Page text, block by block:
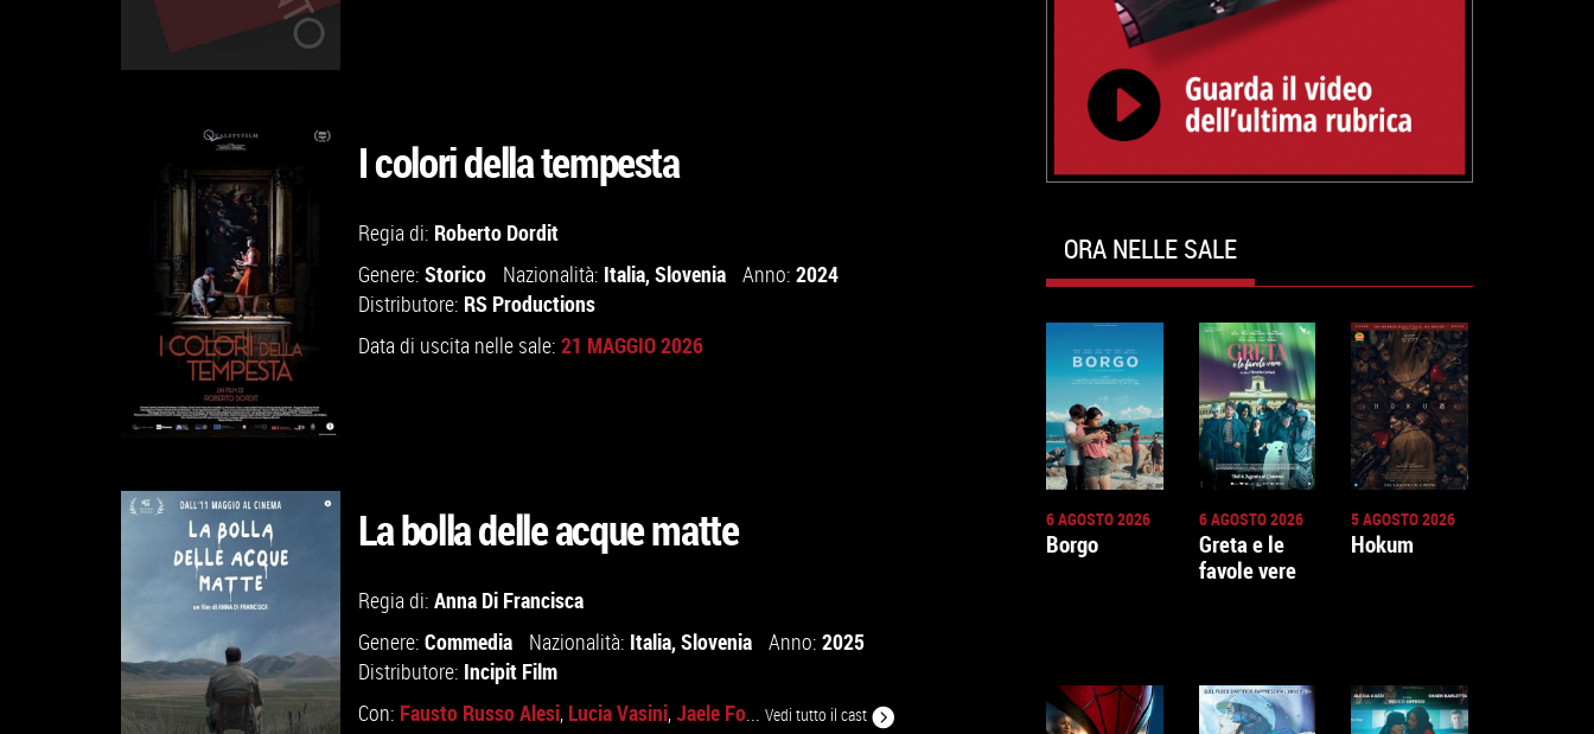
GUARDA IL TRAILER
VAI ALLA SCHEDA
GUARDA IL TRAILER
TROVA IL CINEMA
VAI ALLA SCHEDA
I colori della tempesta
Regia di: Roberto Dordit
Genere: Storico Nazionalità: Italia,Slovenia Anno: 2024
Distributore: RS Productions
Data di uscita nelle sale: 21 MAGGIO 2026
La bolla delle acque matte
Regia di: Anna Di Francisca
Genere: Commedia Nazionalità: Italia,Slovenia Anno: 2025
Distributore: Incipit Film
Con: Fausto Russo Alesi, Lucia Vasini,Jaele Fo... Vedi tutto il cast
ORA NELLE SALE
6 AGOSTO 2026
Borgo
6 AGOSTO 2026
Greta e le
favole vere
5 AGOSTO 2026
Hokum